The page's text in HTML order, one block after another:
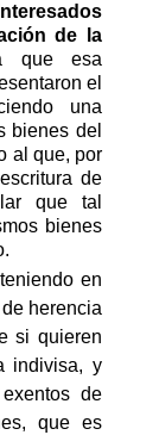
de la
que esa
el
una
bienes del
al que, por
de
que tal
bienes
en
herencia
si quieren
indivisa, y
de
que es